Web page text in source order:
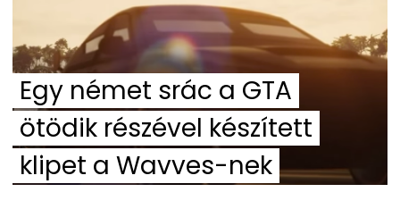
Egy német srác a GTA
ötödik részével készített
klipet a Wavves-nek